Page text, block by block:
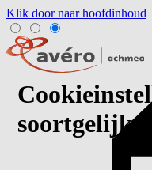
Klik door naar hoofdinhoud
soortgelijke